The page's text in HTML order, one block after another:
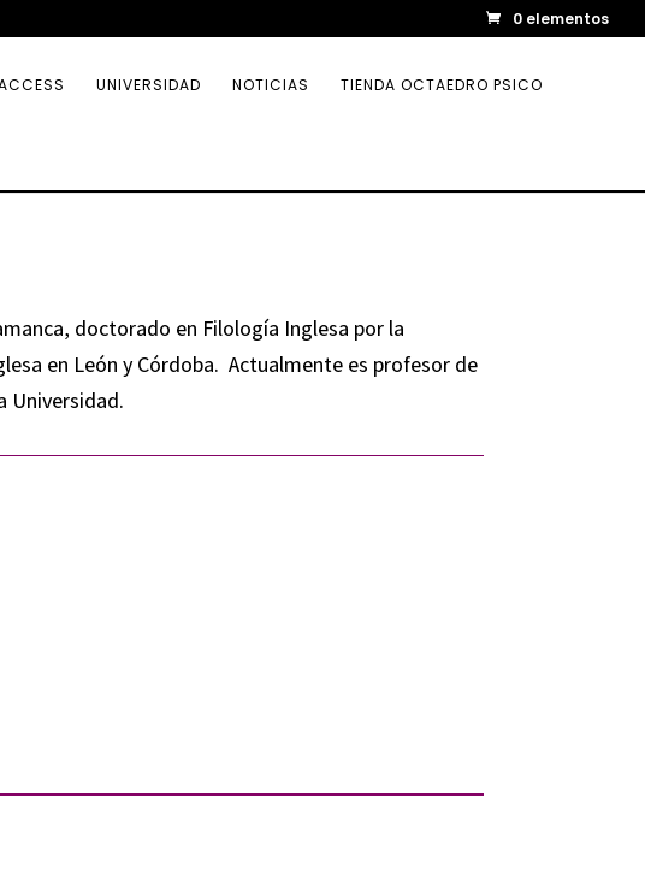
0 elementos
UNIVERSIDAD NOTICIAS TIENDA OCTAEDRO PSICO
doctorado en Filología Inglesa por la
en León y Córdoba. Actualmente es profesor de
Universidad.